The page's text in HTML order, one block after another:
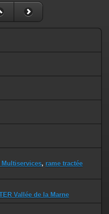
Multiservices, rame tractée
Vallée de la Marne